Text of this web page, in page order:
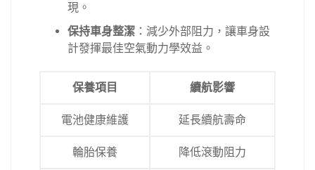
現。
保持車身整潔 ：減少外部阻力，讓車身設
計發揮最佳空氣動力學效益。
保養項目 續航影響
電池健康維護 延長續航壽命
輪胎保養 降低滾動阻力